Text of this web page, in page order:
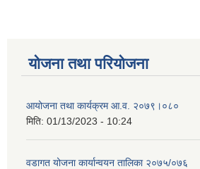
योजना तथा परियोजना
आयोजना तथा कार्यक्रम आ.व. २०७९।०८०
मिति: 01/13/2023 - 10:24
वडागत योजना कार्यान्वयन तालिका २०७५/०७६